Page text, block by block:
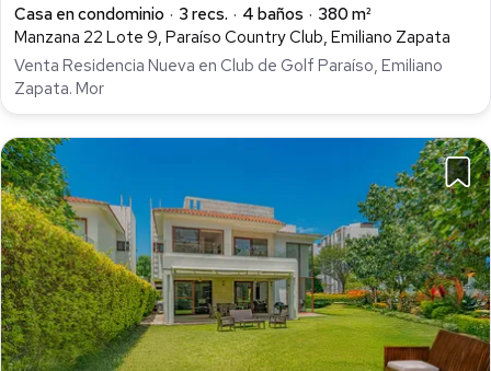
Casa en condominio
3 recs. 4 baños
380 m²
Manzana 22 Lote 9, Paraíso Country Club, Emiliano Zapata
Venta Residencia Nueva en Club de Golf Paraíso, Emiliano
Zapata. Mor